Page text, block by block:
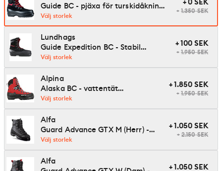
Guide BC - pjäxa för turskidåkning
avsedd för BC-bindning
Välj storlek
+1.350SEK
Lundhags
Guide Expedition BC - Stabil
Touringkänga för Rottefella NNN
Välj storlek
+100 SEK
+1.950SEK
Alpina
Alaska BC - vattentät
turskidpjäxa för NNN BC-
Välj storlek
+1.850 SEK
+1.950SEK
Alfa
Guard Advance GTX M (Herr) -
pjäxa för turskidåkning för BC-
Välj storlek
+1.050 SEK
+2.150SEK
Alfa
+1.050 SEK